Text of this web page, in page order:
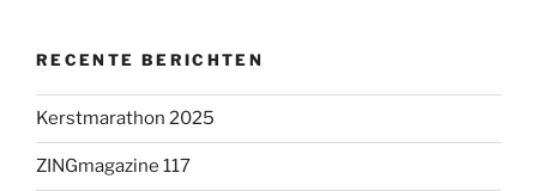
RECENTE BERICHTEN
Kerstmarathon 2025
ZINGmagazine 117